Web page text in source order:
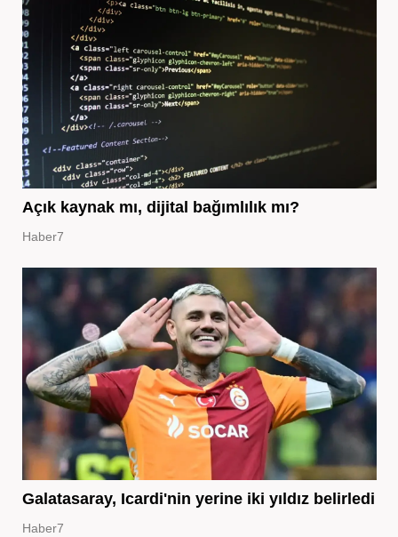
Açık kaynak mı, dijital bağımlılık mı?
Haber7
Galatasaray, Icardi'nin yerine iki yıldız belirledi
Haber7